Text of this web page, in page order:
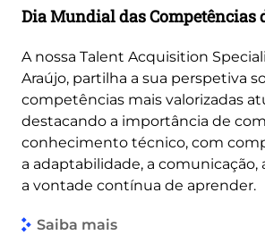
Dia Mundial das Competências
A nossa Talent Acquisition
Araújo, partilha a sua perspetiva
competências mais valorizadas
destacando a importância de
conhecimento técnico, com
a adaptabilidade, a comunicação,
a vontade contínua de aprender.
Saiba mais